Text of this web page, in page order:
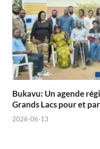
Bukavu: Un agende
Grands Lacs pour et
2026-06-13